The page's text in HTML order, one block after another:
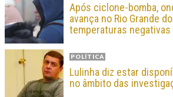
Após ciclone-bomba,
avança no Rio Grande
temperaturas negativas
POLÍTICA
Lulinha diz estar
no âmbito das